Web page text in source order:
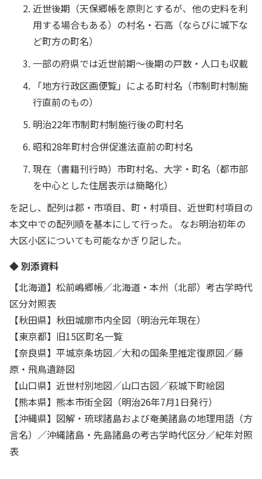
近世後期（天保郷帳を原則とするが、他の史料を利
用する場合もある）の村名・石高（ならびに城下な
ど町方の町名）
一部の府県では近世前期～後期の戸数・人口も収載
「地方行政区画便覧」による町村名（市制町村制施
行直前のもの）
明治22年市制町村制施行後の町村名
昭和28年町村合併促進法直前の町村名
現在（書籍刊行時）市町村名、大字・町名（都市部
を中心とした住居表示は簡略化）
を記し、配列は郡・市項目、町・村項目、近世町村項目の
本文中での配列順を基本にして行った。 なお明治初年の
大区小区についても可能なかぎり記した。
◆ 別添資料
【北海道】松前嶋郷帳／北海道・本州（北部）考古学時代
区分対照表
【秋田県】秋田城廓市内全図（明治元年現在）
【東京都】旧15区町名一覧
【奈良県】平城京条坊図／大和の国条里推定復原図／藤
原・飛鳥遺跡図
【山口県】近世村別地図／山口古図／萩城下町絵図
【熊本県】熊本市街全図（明治26年7月1日発行）
【沖縄県】図解・琉球諸島および奄美諸島の地理用語（方
言名）／沖縄諸島・先島諸島の考古学時代区分／紀年対照
表